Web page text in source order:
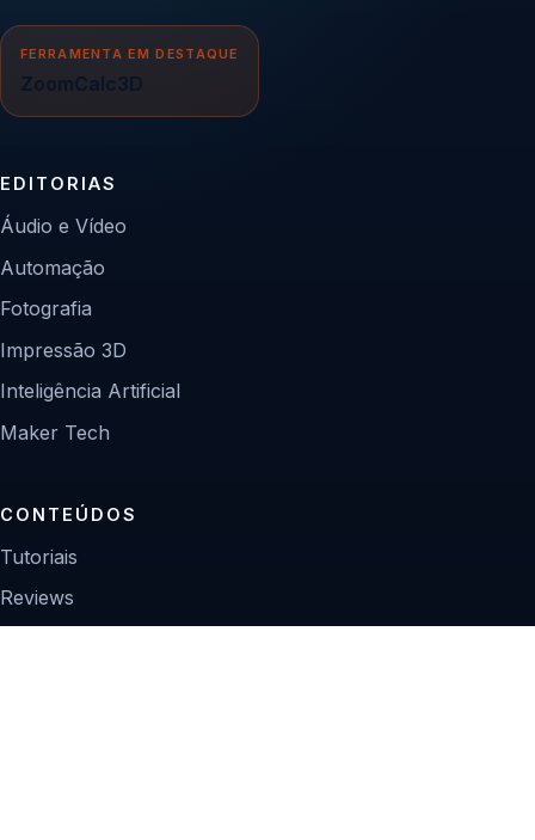
FERRAMENTA EM DESTAQUE
ZoomCalc3D
EDITORIAS
Áudio e Vídeo
Automação
Fotografia
Impressão 3D
Inteligência Artificial
Maker Tech
CONTEÚDOS
Tutoriais
Reviews